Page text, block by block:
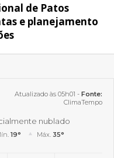
de Patos
e planejamento
Atualizado às 05h01 - Fonte:
ClimaTempo
nublado
19° Máx. 35°